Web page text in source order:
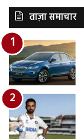
ताज़ा समाचार